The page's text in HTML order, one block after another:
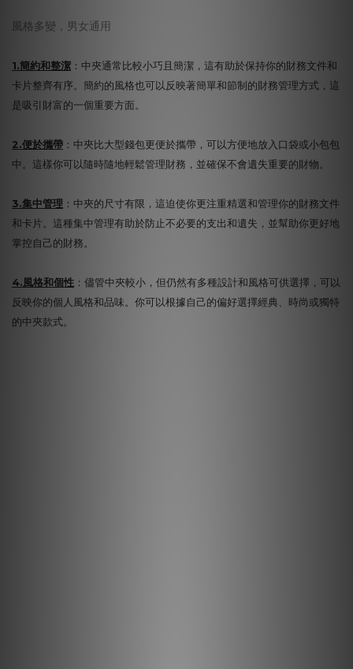
風格多變，男女通用
1.簡約和整潔 ：中夾通常比較小巧且簡潔，這有助於保持你的財務文件和
卡片整齊有序。簡約的風格也可以反映著簡單和節制的財務管理方式，這
是吸引財富的一個重要方面。
2.便於攜帶 ：中夾比大型錢包更便於攜帶，可以方便地放入口袋或小包包
中。這樣你可以隨時隨地輕鬆管理財務，並確保不會遺失重要的財物。
3.集中管理 ：中夾的尺寸有限，這迫使你更注重精選和管理你的財務文件
和卡片。這種集中管理有助於防止不必要的支出和遺失，並幫助你更好地
掌控自己的財務。
4.風格和個性 ：儘管中夾較小，但仍然有多種設計和風格可供選擇，可以
反映你的個人風格和品味。你可以根據自己的偏好選擇經典、時尚或獨特
的中夾款式。